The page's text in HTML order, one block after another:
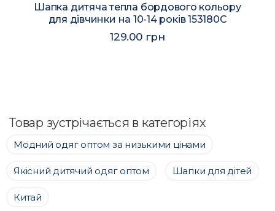
Шапка дитяча тепла бордового кольору
для дівчинки на 10-14 років 153180C
129.00 грн
Товар зустрічається в категоріях
Модний одяг оптом за низькими цінами
Якісний дитячий одяг оптом Шапки для дітей
Китай